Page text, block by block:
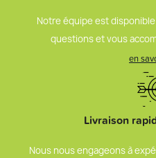
Notre équipe est
questions et vous
en
Livraison
Nous nous engageons à